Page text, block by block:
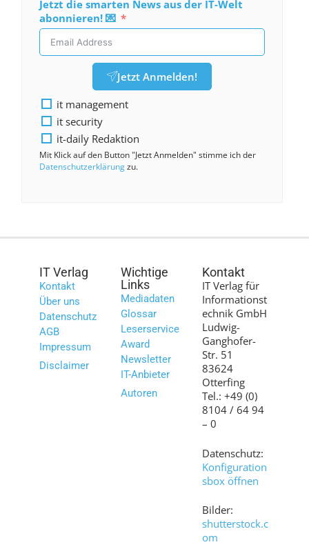
Jetzt die smarten News aus der IT-Welt
abonnieren! 💌
Jetzt Anmelden!
it management
it security
it-daily Redaktion
Mit Klick auf den Button "Jetzt Anmelden" stimme ich der
Datenschutzerklärungzu.
IT Verlag
Kontakt
Über uns
Datenschutz
AGB
Impressum
Disclaimer
Wichtige
Links
Mediadaten
Glossar
Leserservice
Award
Newsletter
IT-Anbieter
Autoren
Kontakt
IT Verlag für
Informationst
echnik GmbH
Ludwig-
Ganghofer-
Str. 51
83624
Otterfing
Tel.: +49 (0)
8104 / 64 94
– 0
Datenschutz:
Konfiguration
sbox öffnen
Bilder:
shutterstock.c
om